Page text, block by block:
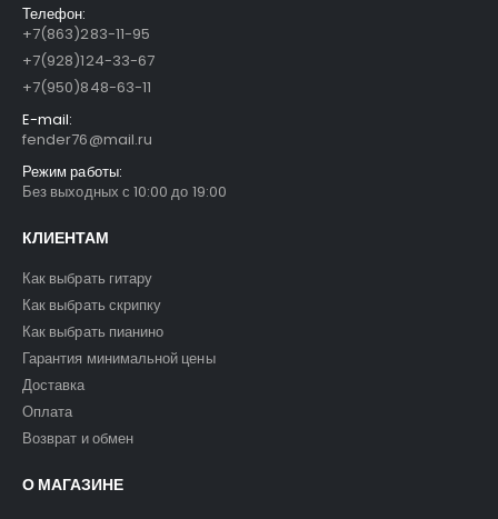
Телефон:
+7(863)283-11-95
+7(928)124-33-67
+7(950)848-63-11
E-mail:
fender76@mail.ru
Режим работы:
Без выходных с 10:00 до 19:00
КЛИЕНТАМ
Как выбрать гитару
Как выбрать скрипку
Как выбрать пианино
Гарантия минимальной цены
Доставка
Оплата
Возврат и обмен
О МАГАЗИНЕ